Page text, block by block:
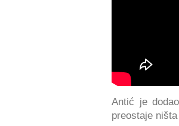
Antić je
preostaje